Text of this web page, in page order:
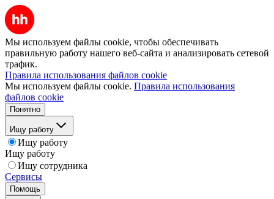
Мы используем файлы cookie, чтобы обеспечивать
правильную работу нашего веб-сайта и анализировать сетевой
трафик.
Правила использования файлов cookie
Мы используем файлы cookie. Правила использования
файлов cookie
Понятно
Ищу работу
Ищу работу
Ищу работу
Ищу сотрудника
Сервисы
Помощь